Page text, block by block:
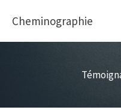
Cheminographie